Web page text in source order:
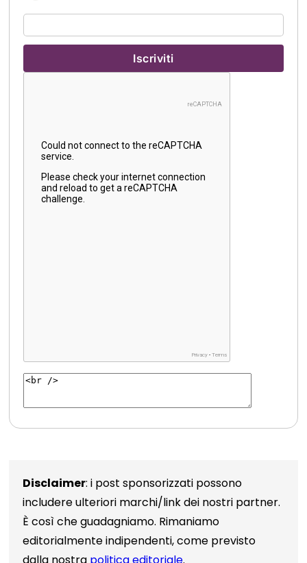
Disclaimer: i post sponsorizzati possono
includere ulteriori marchi/link dei nostri partner.
È così che guadagniamo. Rimaniamo
editorialmente indipendenti, come previsto